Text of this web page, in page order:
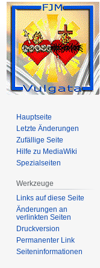
Hauptseite
Letzte Änderungen
Zufällige Seite
Hilfe zu MediaWiki
Spezialseiten
Werkzeuge
Links auf diese Seite
Änderungen an
verlinkten Seiten
Druckversion
Permanenter Link
Seiten­­informationen